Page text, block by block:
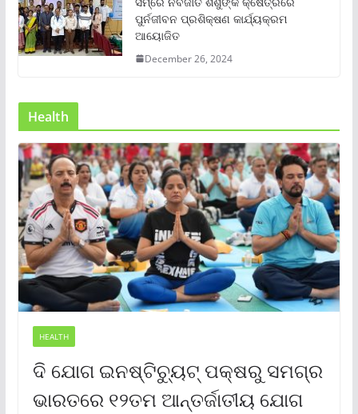
ପୁର୍ନଜୀବନ ପ୍ରଶିକ୍ଷଣ କାର୍ଯ୍ୟକ୍ରମ
ଆୟୋଜିତ
December 26, 2024
Health
HEALTH
ଦି ଯୋଗ ଇନଷ୍ଟିଚ୍ୟୁଟ୍ ପକ୍ଷରୁ ସମଗ୍ର
ଭାରତରେ ୧୨ତମ ଆନ୍ତର୍ଜାତୀୟ ଯୋଗ